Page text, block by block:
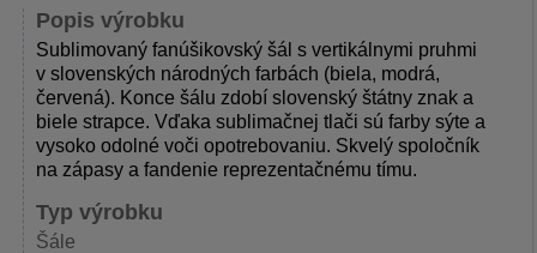
Popis výrobku
Sublimovaný fanúšikovský šál s vertikálnymi pruhmi
v slovenských národných farbách (biela, modrá,
červená). Konce šálu zdobí slovenský štátny znak a
biele strapce. Vďaka sublimačnej tlači sú farby sýte a
vysoko odolné voči opotrebovaniu. Skvelý spoločník
na zápasy a fandenie reprezentačnému tímu.
Typ výrobku
Šále